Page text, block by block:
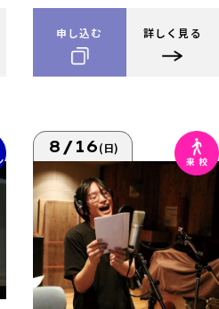
申し込む 詳しく見る
8/16(日)